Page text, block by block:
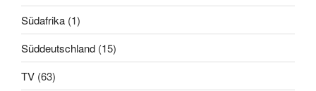
Südafrika (1)
Süddeutschland (15)
TV (63)